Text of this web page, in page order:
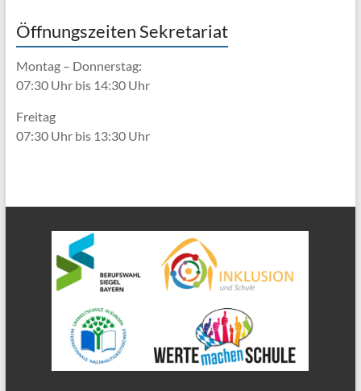
Öffnungszeiten Sekretariat
Montag – Donnerstag:
07:30 Uhr bis 14:30 Uhr
Freitag
07:30 Uhr bis 13:30 Uhr